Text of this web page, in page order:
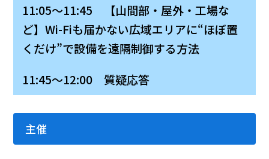
11:05～11:45 【山間部・屋外・工場な
ど】Wi-Fiも届かない広域エリアに“ほぼ置
くだけ”で設備を遠隔制御する方法
11:45～12:00 質疑応答
主催